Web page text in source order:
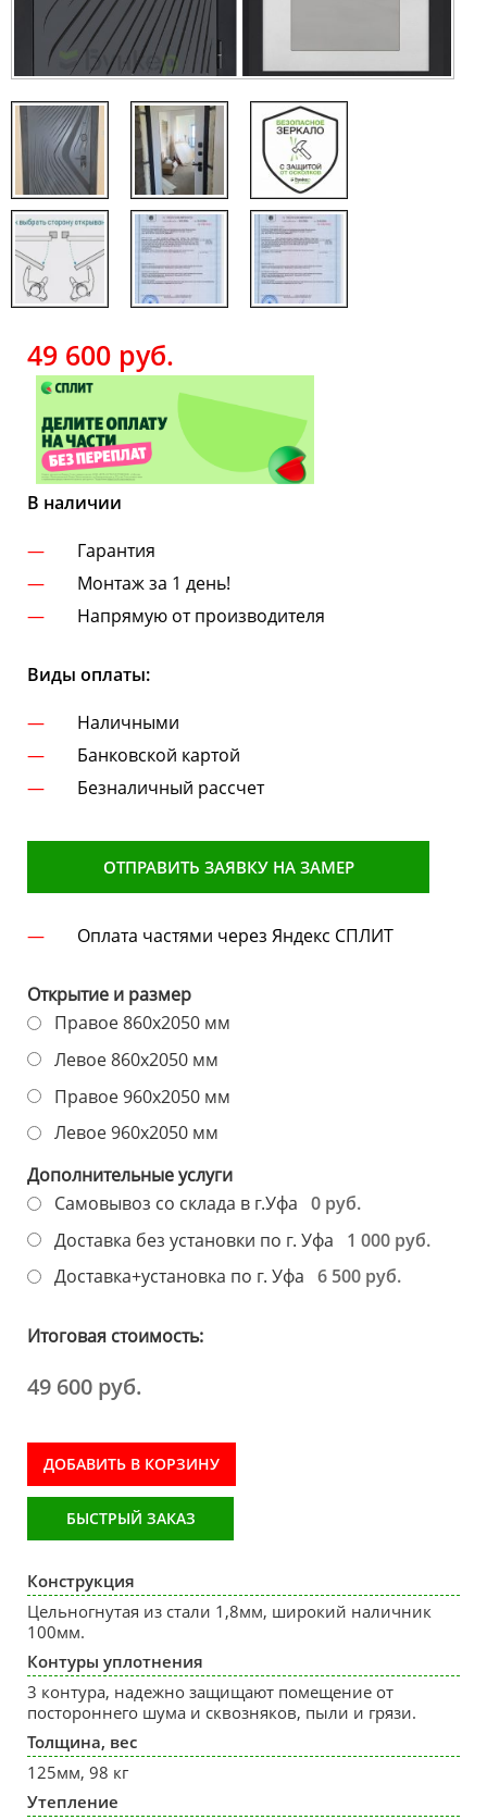
49 600 руб.
В наличии
Гарантия
Монтаж за 1 день!
Напрямую от производителя
Виды оплаты:
Наличными
Банковской картой
Безналичный рассчет
ОТПРАВИТЬ ЗАЯВКУ НА ЗАМЕР
Оплата частями через Яндекс СПЛИТ
Открытие и размер
Правое 860х2050 мм
Левое 860х2050 мм
Правое 960х2050 мм
Левое 960х2050 мм
Дополнительные услуги
Самовывоз со склада в г.Уфа 0 руб.
Доставка без установки по г. Уфа
1 000 руб.
Доставка+установка по г. Уфа 6 500 руб.
Итоговая стоимость:
49 600 руб.
ДОБАВИТЬ В КОРЗИНУ
БЫСТРЫЙ ЗАКАЗ
Конструкция
Цельногнутая из стали 1,8мм, широкий наличник
100мм.
Контуры уплотнения
3 контура, надежно защищают помещение от
постороннего шума и сквозняков, пыли и грязи.
Толщина, вес
125мм, 98 кг
Утепление